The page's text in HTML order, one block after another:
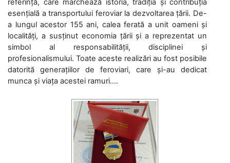
referință, care marchează istoria, tradiția și contribuția
esențială a transportului feroviar la dezvoltarea țării. De-
a lungul acestor 155 ani, calea ferată a unit oameni și
localități, a susținut economia țării și a reprezentat un
simbol al responsabilității, disciplinei și
profesionalismului. Toate aceste realizări au fost posibile
datorită generațiilor de feroviari, care și-au dedicat
munca și viața acestei ramuri....